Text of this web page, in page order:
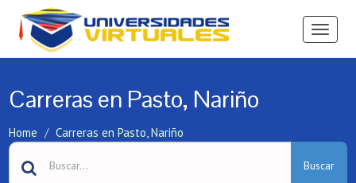
Ver
Carreras en Pasto, Nariño
Home Carreras en Pasto, Nariño
Buscar